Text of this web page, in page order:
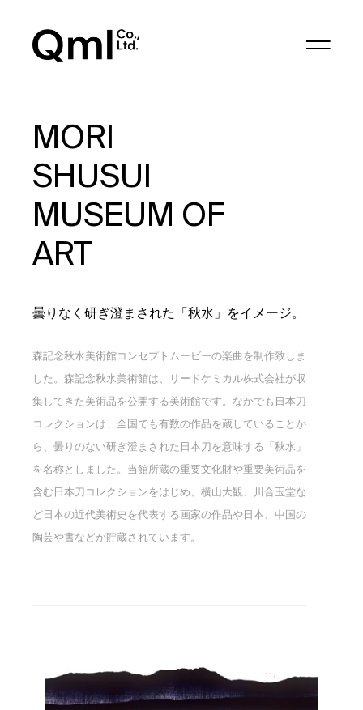
MORI
SHUSUI
MUSEUM OF
ART
曇りなく研ぎ澄まされた「秋水」をイメージ。
森記念秋水美術館コンセプトムービーの楽曲を制作致しま
した。森記念秋水美術館は、リードケミカル株式会社が収
集してきた美術品を公開する美術館です。なかでも日本刀
コレクションは、全国でも有数の作品を蔵していることか
ら、曇りのない研ぎ澄まされた日本刀を意味する「秋水」
を名称としました。当館所蔵の重要文化財や重要美術品を
含む日本刀コレクションをはじめ、横山大観、川合玉堂な
ど日本の近代美術史を代表する画家の作品や日本、中国の
陶芸や書などが貯蔵されています。